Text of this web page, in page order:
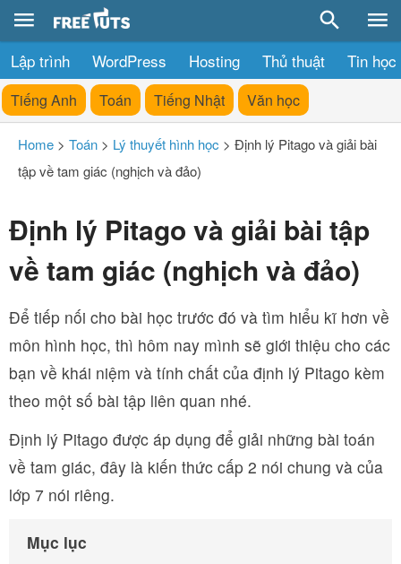
Lập trình WordPress Hosting Thủ thuật Tin học
Tiếng Anh Toán Tiếng Nhật Văn học
Home > Toán > Lý thuyết hình học > Định lý Pitago và giải bài
tập về tam giác (nghịch và đảo)
Định lý Pitago và giải bài tập
về tam giác (nghịch và đảo)
Để tiếp nối cho bài học trước đó và tìm hiểu kĩ hơn về
môn hình học, thì hôm nay mình sẽ giới thiệu cho các
bạn về khái niệm và tính chất của định lý Pitago kèm
theo một số bài tập liên quan nhé.
Định lý Pitago được áp dụng để giải những bài toán
về tam giác, đây là kiến thức cấp 2 nói chung và của
lớp 7 nói riêng.
Mục lục